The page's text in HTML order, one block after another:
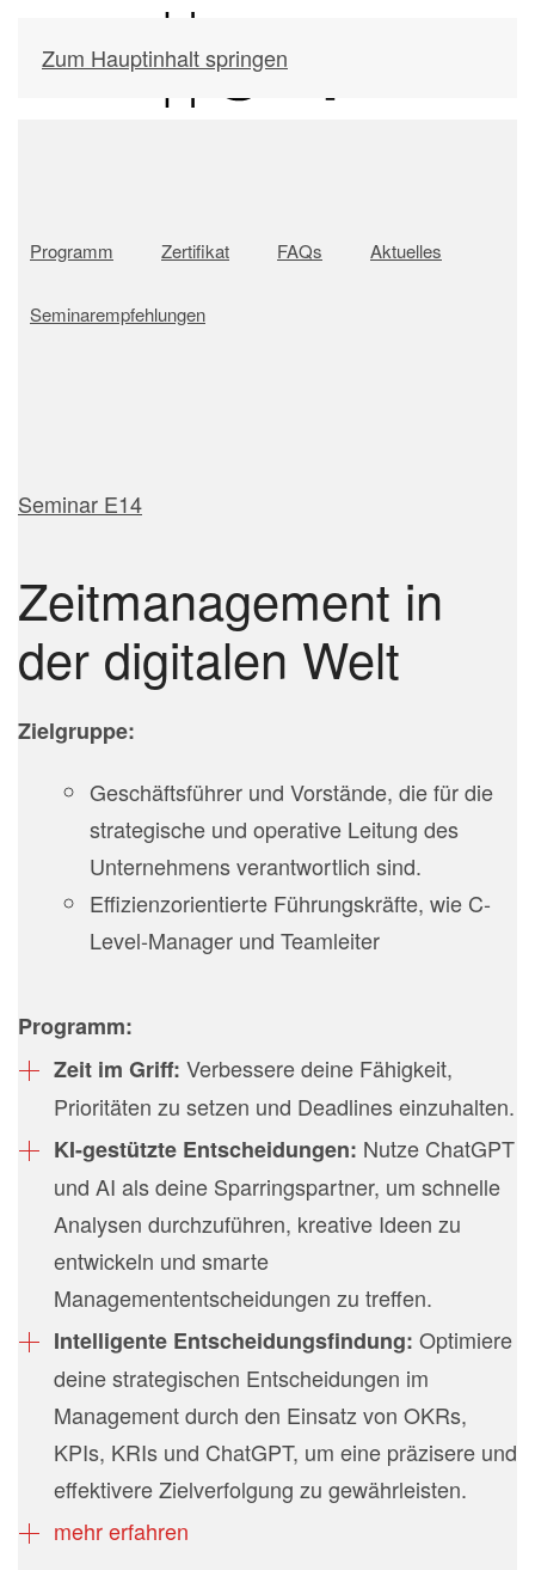
Zum Hauptinhalt springen
Programm Zertifikat FAQs Aktuelles
Seminarempfehlungen
Seminar E14
Zeitmanagement in
der digitalen Welt
Zielgruppe:
Geschäftsführer und Vorstände, die für die
strategische und operative Leitung des
Unternehmens verantwortlich sind.
Effizienzorientierte Führungskräfte, wie C-
Level-Manager und Teamleiter
Programm:
Zeit im Griff: Verbessere deine Fähigkeit,
Prioritäten zu setzen und Deadlines einzuhalten.
KI-gestützte Entscheidungen: Nutze ChatGPT
und AI als deine Sparringspartner, um schnelle
Analysen durchzuführen, kreative Ideen zu
entwickeln und smarte
Managemententscheidungen zu treffen.
Intelligente Entscheidungsfindung: Optimiere
deine strategischen Entscheidungen im
Management durch den Einsatz von OKRs,
KPIs, KRIs und ChatGPT, um eine präzisere und
effektivere Zielverfolgung zu gewährleisten.
mehr erfahren